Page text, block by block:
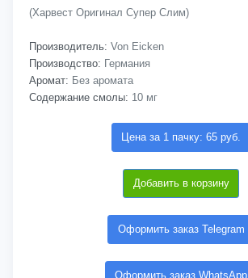
(Харвест Оригинал Супер Слим)
Производитель: Von Eicken
Производство: Германия
Аромат: Без аромата
Содержание смолы: 10 мг
Цена за 1 пачку: 65 руб.
Добавить в корзину
Оформить заказ Telegram
Оформить заказ WhatsApp